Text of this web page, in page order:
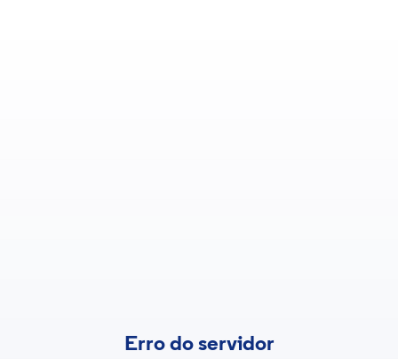
Erro do servidor